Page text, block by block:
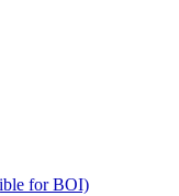
for BOI)